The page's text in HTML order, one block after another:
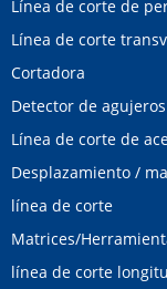
Línea de corte de
Línea de corte
Cortadora
Detector de
Línea de corte de
Desplazamiento /
línea de corte
Matrices/
línea de corte